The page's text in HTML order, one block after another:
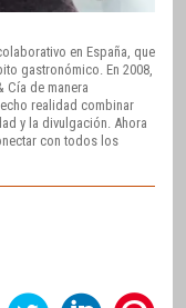
en España, que
gastronómico. En 2008,
Cía de manera
realidad combinar
y la divulgación. Ahora
con todos los